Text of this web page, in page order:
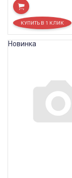
Новинка